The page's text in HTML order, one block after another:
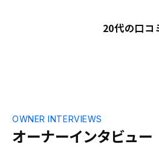
20代の口コ
オーナーインタビュー
OWNER INTERVIEWS